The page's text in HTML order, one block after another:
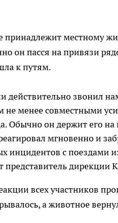
принадлежит местному
он пасся на привязи
к путям.
действительно звонил
не менее совместными
Обычно он держит его на
мгновенно и
инцидентов с поездами
представитель дирекции
всех участников
а животное